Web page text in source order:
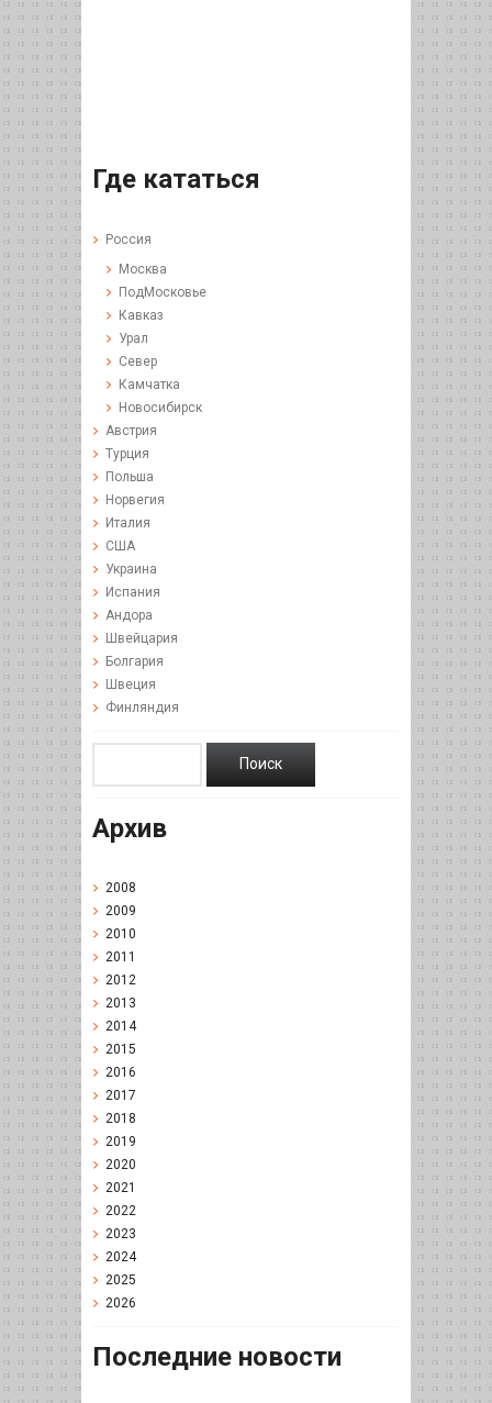
Где кататься
Россия
Москва
ПодМосковье
Кавказ
Урал
Север
Камчатка
Новосибирск
Австрия
Турция
Польша
Норвегия
Италия
США
Украина
Испания
Андора
Швейцария
Болгария
Швеция
Финляндия
Архив
2008
2009
2010
2011
2012
2013
2014
2015
2016
2017
2018
2019
2020
2021
2022
2023
2024
2025
2026
Последние новости